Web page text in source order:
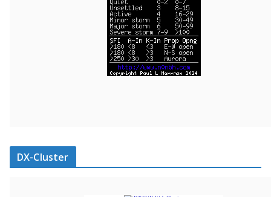
DX-Cluster